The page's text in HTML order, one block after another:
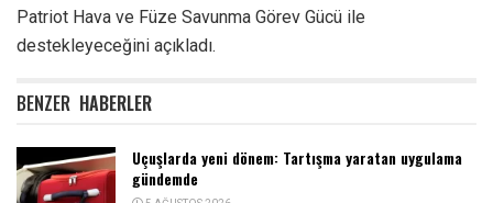
Patriot Hava ve Füze Savunma Görev Gücü ile
destekleyeceğini açıkladı.
BENZER HABERLER
Uçuşlarda yeni dönem: Tartışma yaratan uygulama
gündemde